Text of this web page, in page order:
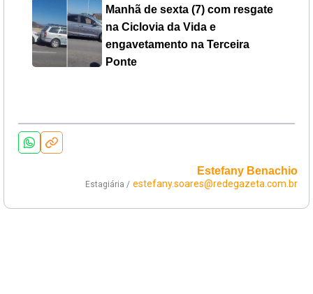
Manhã de sexta (7) com resgate
na Ciclovia da Vida e
engavetamento na Terceira
Ponte
Estefany Benachio
Estagiária / estefany.soares@redegazeta.com.br